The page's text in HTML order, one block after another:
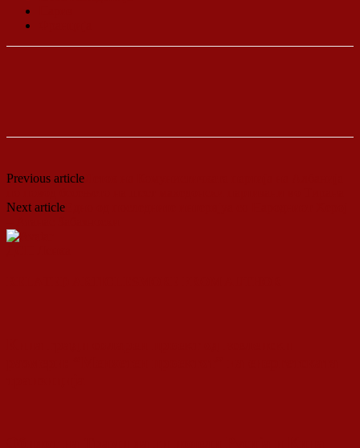
Previous article
Next article